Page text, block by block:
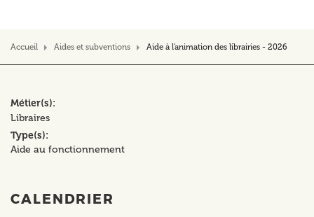
Accueil Aides et subventions Aide à l'animation des librairies - 2026
Métier(s)
Libraires
Type(s)
Aide au fonctionnement
CALENDRIER